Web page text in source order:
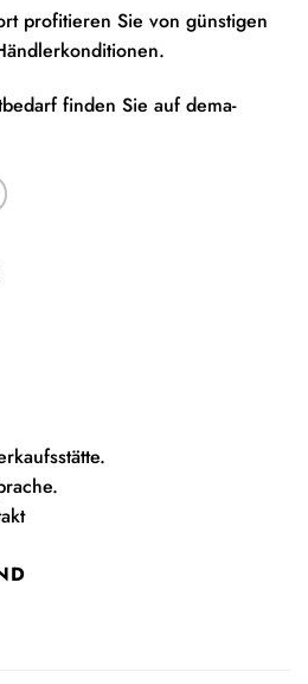
profitieren Sie von günstigen
finden Sie aufdema-